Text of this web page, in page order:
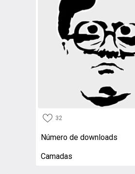
32
Número de downloads
Camadas